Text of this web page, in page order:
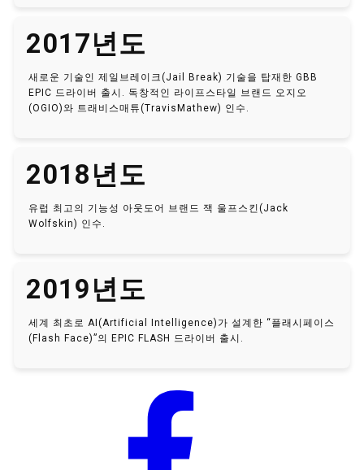
2017년도
새로운 기술인 제일브레이크(Jail Break) 기술을 탑재한 GBB
EPIC 드라이버 출시. 독창적인 라이프스타일 브랜드 오지오
(OGIO)와 트래비스매튜(TravisMathew) 인수.
2018년도
유럽 최고의 기능성 아웃도어 브랜드 잭 울프스킨(Jack
Wolfskin) 인수.
2019년도
세계 최초로 AI(Artificial Intelligence)가 설계한 “플래시페이스
(Flash Face)”의 EPIC FLASH 드라이버 출시.